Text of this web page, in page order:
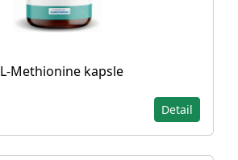
L-Methionine kapsle
Detail